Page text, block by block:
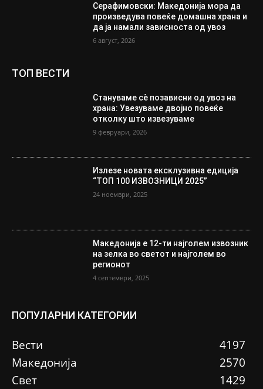
Серафимовски: Македонија мора да
произведува повеќе домашна храна и
да ја намали зависноста од увоз
6 август, 2026
ТОП ВЕСТИ
Стануваме сè позависни од увоз на
храна: Увезуваме двојно повеќе
отколку што извезуваме
9 февруари, 2026
Излезе новата ексклузивна едиција
“ТОП 100 ИЗВОЗНИЦИ 2025”
24 ноември, 2025
Македонија е 12-ти најголем извозник
на зелка во светот и најголем во
регионот
4 септември, 2025
ПОПУЛАРНИ КАТЕГОРИИ
Вести
4197
Македонија
2570
Свет
1429